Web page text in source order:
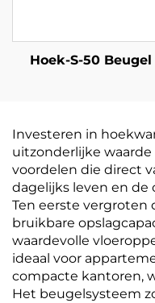
Hoek-S-50 Beugel
Investeren in
uitzonderlijke
voordelen die direct
dagelijks leven en de
Ten eerste vergroten
bruikbare
waardevolle
ideaal voor
compacte kantoren,
Het beugelsysteem